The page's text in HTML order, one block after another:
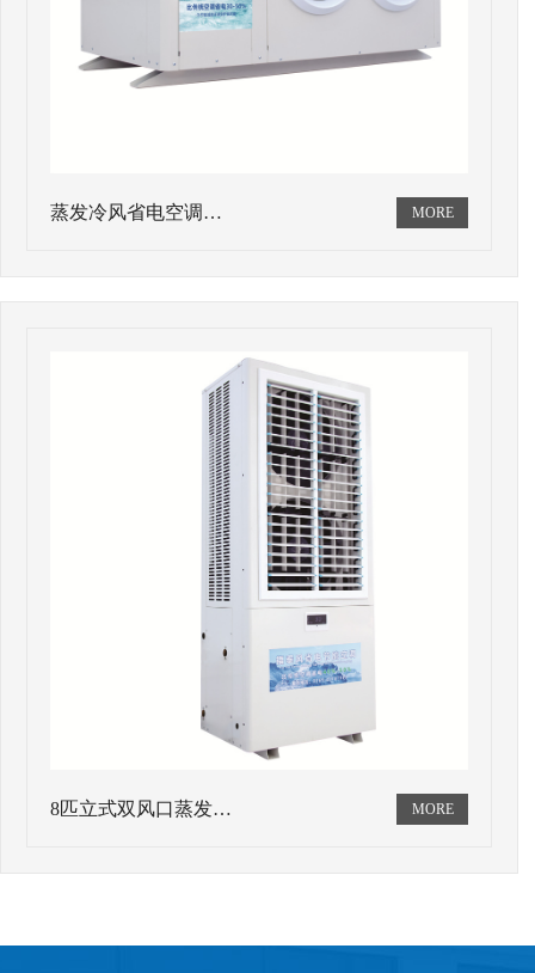
蒸发冷风省电空调…
8匹立式双风口蒸发…